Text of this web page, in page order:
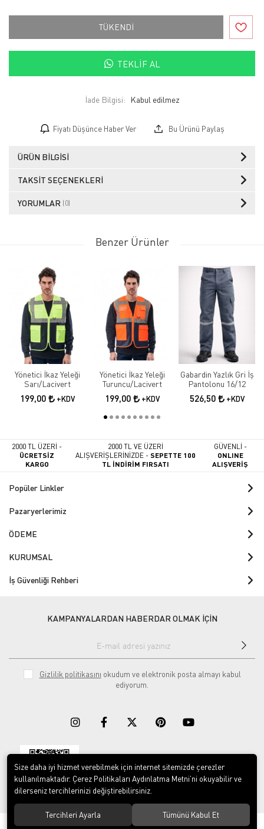
TÜKENDİ
TEKLIF AL
İade Bilgisi:
Fiyatı Düşünce Haber Ver Bu Ürünü Paylaş
ÜRÜN BILGISI
TAKSIT SEÇENEKLERI
YORUMLAR (0)
Benzer Ürünler
Yönetici İkaz Yeleği
Sarı/Lacivert
199,00 +KDV
Yönetici İkaz Yeleği
Turuncu/Lacivert
199,00 +KDV
Gabardin Yazlık Gri İş
Pantolonu 16/12
526,50 +KDV
2000 TL ÜZERİ -
ÜCRETSİZ
KARGO
2000 TL VE ÜZERİ
ALIŞVERİŞLERİNİZDE -SEPETTE 100
TL İNDİRİM FIRSATI
GÜVENLİ -
ONLINE
ALIŞVERİŞ
Popüler Linkler
Pazaryerlerimiz
ÖDEME
KURUMSAL
İş Güvenliği Rehberi
KAMPANYALARDAN HABERDAR OLMAK İÇİN
Gizlilik politikasını okudum ve elektronik posta almayı kabul
ediyorum.
Download on the
App Store
Download on
Google play
© 2023ERY İş Güvenliği Ekipmanları. Tüm hakları saklıdır.
Size daha iyi hizmet verebilmek için internet sitemizde çerezler
kullanılmaktadır. Çerez Politikaları Aydınlatma Metni’ni okuyabilir ve
dilerseniz tercihlerinizi değiştirebilirsiniz.
Tercihleri Ayarla Tümünü Kabul Et